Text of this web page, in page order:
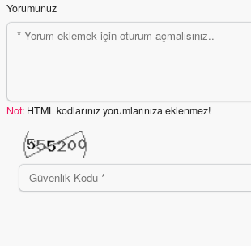
Yorumunuz
Not: HTML kodlarınız yorumlarınıza eklenmez!